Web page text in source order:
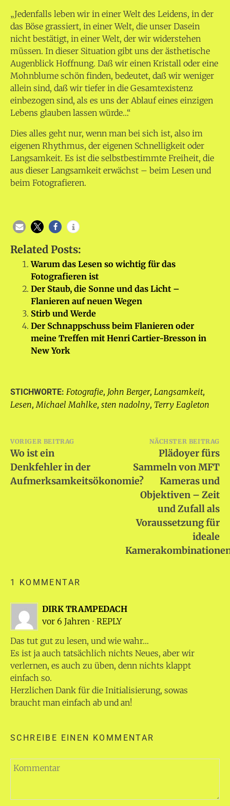
„Jedenfalls leben wir in einer Welt des Leidens, in der
das Böse grassiert, in einer Welt, die unser Dasein
nicht bestätigt, in einer Welt, der wir widerstehen
müssen. In dieser Situation gibt uns der ästhetische
Augenblick Hoffnung. Daß wir einen Kristall oder eine
Mohnblume schön finden, bedeutet, daß wir weniger
allein sind, daß wir tiefer in die Gesamtexistenz
einbezogen sind, als es uns der Ablauf eines einzigen
Lebens glauben lassen würde…“
Dies alles geht nur, wenn man bei sich ist, also im
eigenen Rhythmus, der eigenen Schnelligkeit oder
Langsamkeit. Es ist die selbstbestimmte Freiheit, die
aus dieser Langsamkeit erwächst – beim Lesen und
beim Fotografieren.
Related Posts:
Warum das Lesen so wichtig für das
Fotografieren ist
Der Staub, die Sonne und das Licht –
Flanieren auf neuen Wegen
Stirb und Werde
Der Schnappschuss beim Flanieren oder
meine Treffen mit Henri Cartier-Bresson in
New York
STICHWORTE: Fotografie, John Berger, Langsamkeit,
Lesen,Michael Mahlke, sten nadolny, Terry Eagleton
Beitragsnavigation
VORIGER BEITRAG
Wo ist ein
Denkfehler in der
Aufmerksamkeitsökonomie?
NÄCHSTER BEITRAG
Plädoyer fürs
Sammeln von MFT
Kameras und
Objektiven – Zeit
und Zufall als
Voraussetzung für
ideale
1 KOMMENTAR
DIRK TRAMPEDACH
vor 6 Jahren ⋅ REPLY
Das tut gut zu lesen, und wie wahr…
Es ist ja auch tatsächlich nichts Neues, aber wir
verlernen, es auch zu üben, denn nichts klappt
einfach so.
Herzlichen Dank für die Initialisierung, sowas
braucht man einfach ab und an!
SCHREIBE EINEN KOMMENTAR